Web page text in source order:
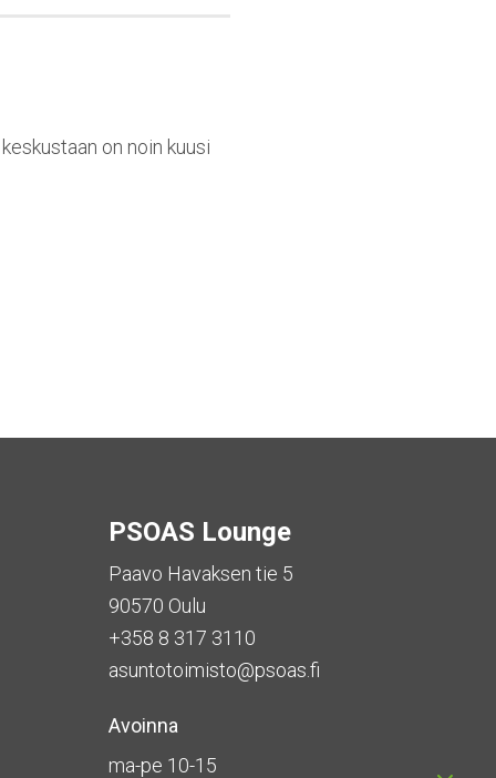
on noin kuusi
PSOAS Lounge
Paavo Havaksen tie 5
90570 Oulu
+358 8 317 3110
asuntotoimisto@psoas.fi
Avoinna
ma-pe 10-15